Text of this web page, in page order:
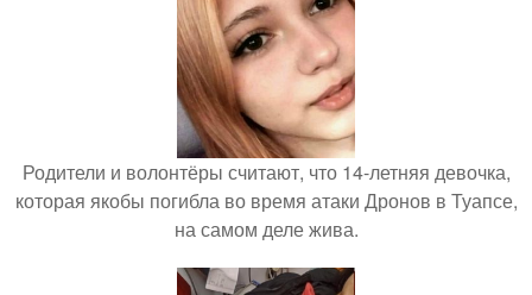
Родители и волонтёры считают, что 14-летняя девочка,
которая якобы погибла во время атаки Дронов в Туапсе,
на самом деле жива.